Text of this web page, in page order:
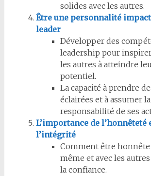
solides avec les autres.
Être une personnalité
leader
Développer des
leadership pour
les autres à atteindre
potentiel.
La capacité à prendre
éclairées et à assumer la
responsabilité de ses
L’importance de l’honnêteté
l’intégrité
Comment être honnête
même et avec les
la confiance.